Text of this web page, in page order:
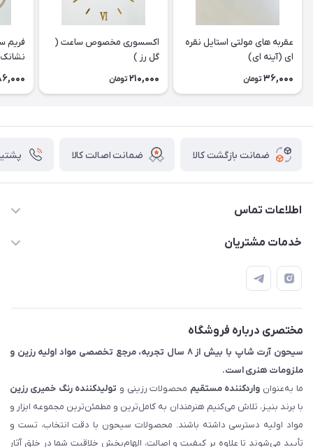
عقربه های مولتی استایل نقره
ای (آینه ای)
36,000 تومان
اکسسوری مخصوص ساعت (
گل رز )
210,000 تومان
فریم
نشانک
ضمانت بازگشت کالا ضمانت اصالت کالا
اطلاعات تماس
خدمات مشتریان
📝 قوانین و مقررات
📖 راهنما
مختصری درباره فروشگاه
سیحون آرت شاپ با بیش از ۸ سال تجربه، مرجع تخصصی مواد اولیه رزین و
ملزومات هنری است.
ما به‌عنوان واردکننده مستقیم محصولات رزینی و تولیدکننده رنگ خمیری رزین
با برند بنیـز، تلاش می‌کنیم هنرمندان به کامل‌ترین و مطمئن‌ترین مجموعه ابزار و
مواد اولیه دسترسی داشته باشند. محصولات سیحون با دقت انتخاب، تست و
تأیید می‌شوند تا علاوه بر کیفیت و اصالت، الهام‌بخش خلاقیت شما در خلق آثار